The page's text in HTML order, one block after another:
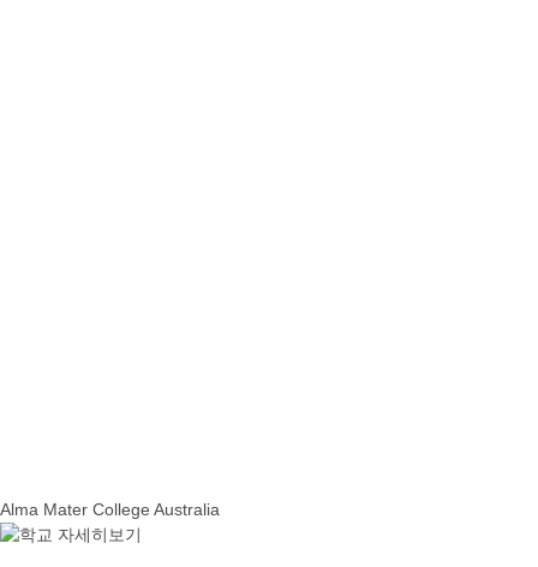
Alma Mater College Australia